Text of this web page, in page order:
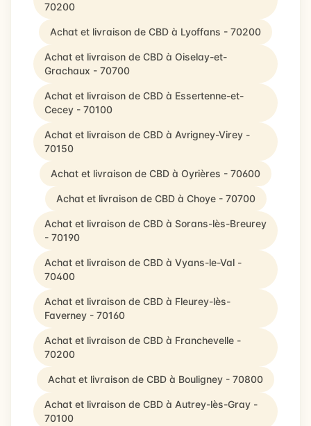
70200
Achat et livraison de CBD à Lyoffans - 70200
Achat et livraison de CBD à Oiselay-et-
Grachaux - 70700
Achat et livraison de CBD à Essertenne-et-
Cecey - 70100
Achat et livraison de CBD à Avrigney-Virey -
70150
Achat et livraison de CBD à Oyrières - 70600
Achat et livraison de CBD à Choye - 70700
Achat et livraison de CBD à Sorans-lès-Breurey
- 70190
Achat et livraison de CBD à Vyans-le-Val -
70400
Achat et livraison de CBD à Fleurey-lès-
Faverney - 70160
Achat et livraison de CBD à Franchevelle -
70200
Achat et livraison de CBD à Bouligney - 70800
Achat et livraison de CBD à Autrey-lès-Gray -
70100